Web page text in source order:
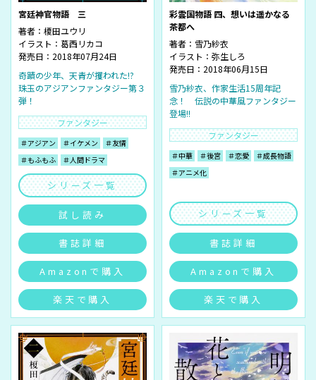
宮廷神官物語 三
著者： 榎田ユウリ
イラスト： 葛西リカコ
発売日：2018年07月24日
奇蹟の少年、天青が攫われた!?
珠玉のアジアンファンタジー第３
弾！
ファンタジー
＃アジアン ＃イケメン
＃友情
＃もふもふ
＃人間ドラマ
シリーズ一覧
試し読み
書誌詳細
Amazonで購入
楽天で購入
彩雲国物語 四、想いは遥かなる
茶都へ
著者： 雪乃紗衣
イラスト： 弥生しろ
発売日：2018年06月15日
雪乃紗衣、作家生活15周年記
念！ 伝説の中華風ファンタジー
登場!!
ファンタジー
＃中華 ＃後宮 ＃恋愛
＃成長物語
＃アニメ化
シリーズ一覧
書誌詳細
Amazonで購入
楽天で購入